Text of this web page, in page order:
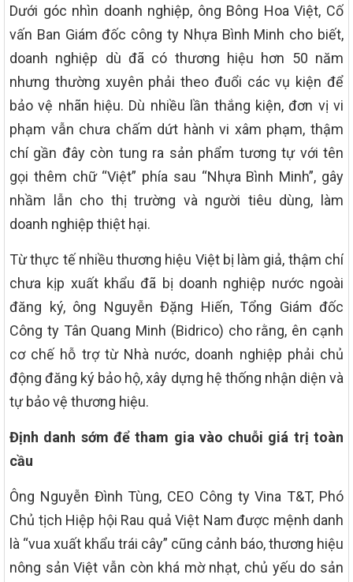
Dưới góc nhìn doanh nghiệp, ông Bông Hoa Việt, Cố
vấn Ban Giám đốc công ty Nhựa Bình Minh cho biết,
doanh nghiệp dù đã có thương hiệu hơn 50 năm
nhưng thường xuyên phải theo đuổi các vụ kiện để
bảo vệ nhãn hiệu. Dù nhiều lần thắng kiện, đơn vị vi
phạm vẫn chưa chấm dứt hành vi xâm phạm, thậm
chí gần đây còn tung ra sản phẩm tương tự với tên
gọi thêm chữ “Việt” phía sau “Nhựa Bình Minh”, gây
nhầm lẫn cho thị trường và người tiêu dùng, làm
doanh nghiệp thiệt hại.
Từ thực tế nhiều thương hiệu Việt bị làm giả, thậm chí
chưa kịp xuất khẩu đã bị doanh nghiệp nước ngoài
đăng ký, ông Nguyễn Đặng Hiến, Tổng Giám đốc
Công ty Tân Quang Minh (Bidrico) cho rằng, ên cạnh
cơ chế hỗ trợ từ Nhà nước, doanh nghiệp phải chủ
động đăng ký bảo hộ, xây dựng hệ thống nhận diện và
tự bảo vệ thương hiệu.
Định danh sớm để tham gia vào chuỗi giá trị toàn
cầu
Ông Nguyễn Đình Tùng, CEO Công ty Vina T&T, Phó
Chủ tịch Hiệp hội Rau quả Việt Nam được mệnh danh
là “vua xuất khẩu trái cây” cũng cảnh báo, thương hiệu
nông sản Việt vẫn còn khá mờ nhạt, chủ yếu do sản